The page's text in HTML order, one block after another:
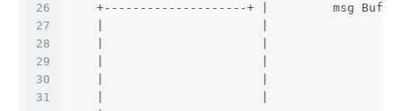
26
27
28
29
30
31
+--------------------+ |         msg